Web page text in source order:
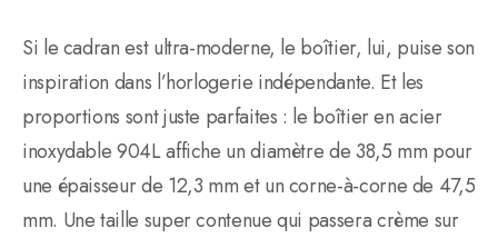
Si le cadran est ultra-moderne, le boîtier, lui, puise son
inspiration dans l’horlogerie indépendante. Et les
proportions sont juste parfaites : le boîtier en acier
inoxydable 904L affiche un diamètre de 38,5 mm pour
une épaisseur de 12,3 mm et un corne-à-corne de 47,5
mm. Une taille super contenue qui passera crème sur